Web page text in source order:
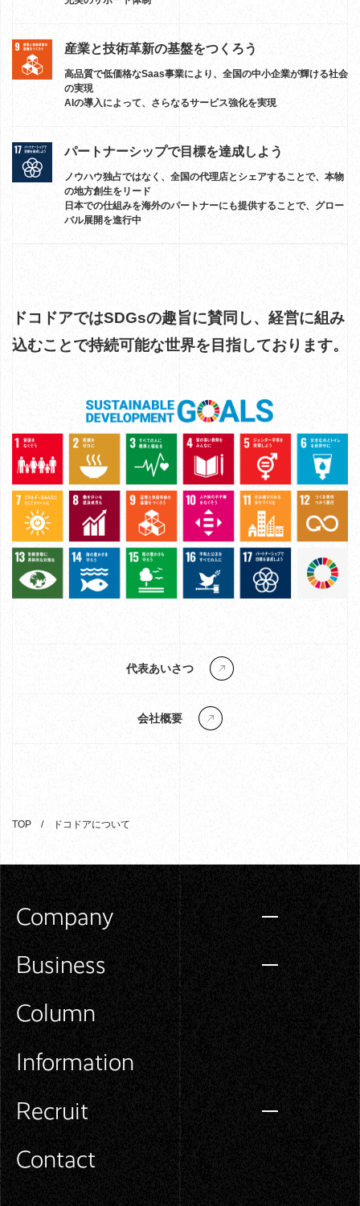
産業と技術革新の基盤をつくろう
高品質で低価格なSaas事業により、全国の中小企業が輝ける社会
の実現
AIの導入によって、さらなるサービス強化を実現
パートナーシップで目標を達成しよう
ノウハウ独占ではなく、全国の代理店とシェアすることで、本物
の地方創生をリード
日本での仕組みを海外のパートナーにも提供することで、グロー
バル展開を進行中
ドコドアではSDGsの趣旨に賛同し、 経営に組み
込むことで持続可能な世界を目指しております。
代表あいさつ
会社概要
TOP ドコドアについて
Company
Business
Column
Information
Recruit
Contact